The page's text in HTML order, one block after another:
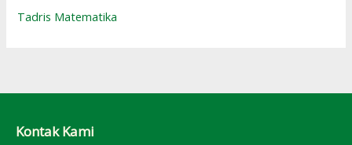
Tadris Matematika
Kontak Kami